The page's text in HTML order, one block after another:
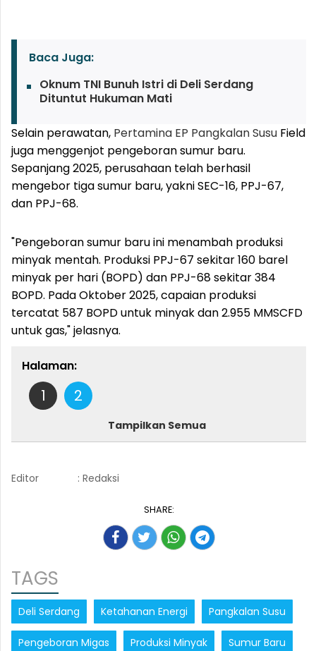
Baca Juga:
Oknum TNI Bunuh Istri di Deli Serdang
Dituntut Hukuman Mati
Selain perawatan, Pertamina EP Pangkalan Susu Field
juga menggenjot pengeboran sumur baru.
Sepanjang 2025, perusahaan telah berhasil
mengebor tiga sumur baru, yakni SEC-16, PPJ-67,
dan PPJ-68.
"Pengeboran sumur baru ini menambah produksi
minyak mentah. Produksi PPJ-67 sekitar 160 barel
minyak per hari (BOPD) dan PPJ-68 sekitar 384
BOPD. Pada Oktober 2025, capaian produksi
tercatat 587 BOPD untuk minyak dan 2.955 MMSCFD
untuk gas," jelasnya.
Halaman:
1 2
Tampilkan Semua
Editor : Redaksi
SHARE:
TAGS
Deli Serdang Ketahanan Energi Pangkalan Susu
Pengeboran Migas Produksi Minyak Sumur Baru